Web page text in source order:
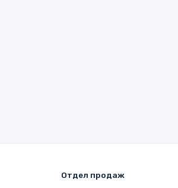
Отдел продаж